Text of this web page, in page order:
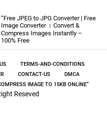
“Free JPEG to JPG Converter | Free
Image Converter । Convert &
Compress Images Instantly –
100% Free
TERMS-AND-CONDITIONS
CONTACT-US
DMCA
IMAGE TO 15KB ONLINE”
Reseved